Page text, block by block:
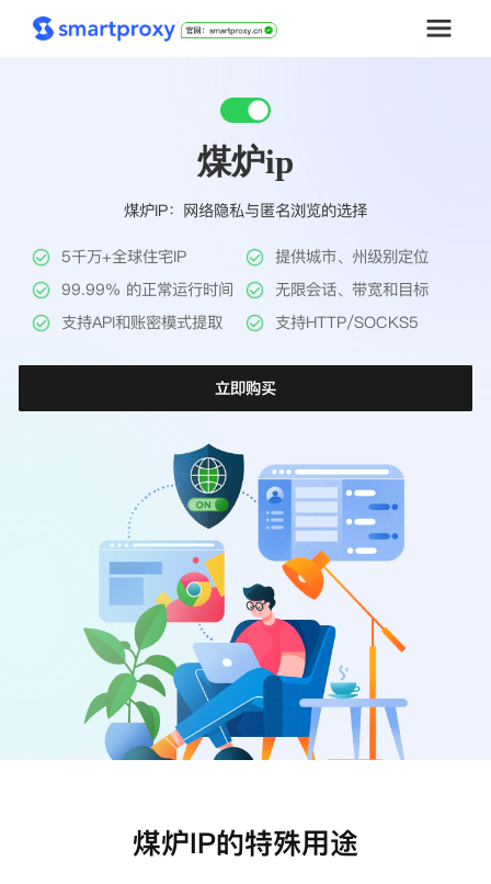
工具
帮助中心
煤炉ip
煤炉IP：网络隐私与匿名浏览的选择
5千万+全球住宅IP
提供城市、州级别定位
99.99% 的正常运行时间
无限会话、带宽和目标
支持API和账密模式提取
支持HTTP/SOCKS5
立即购买
煤炉IP的特殊用途